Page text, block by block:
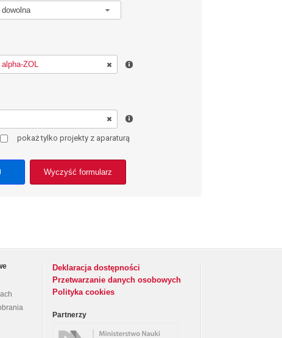
dowolna
pokaż tylko projekty z aparaturą
Wyczyść formularz
Deklaracja dostępności
Przetwarzanie danych osobowych
Polityka cookies
Partnerzy